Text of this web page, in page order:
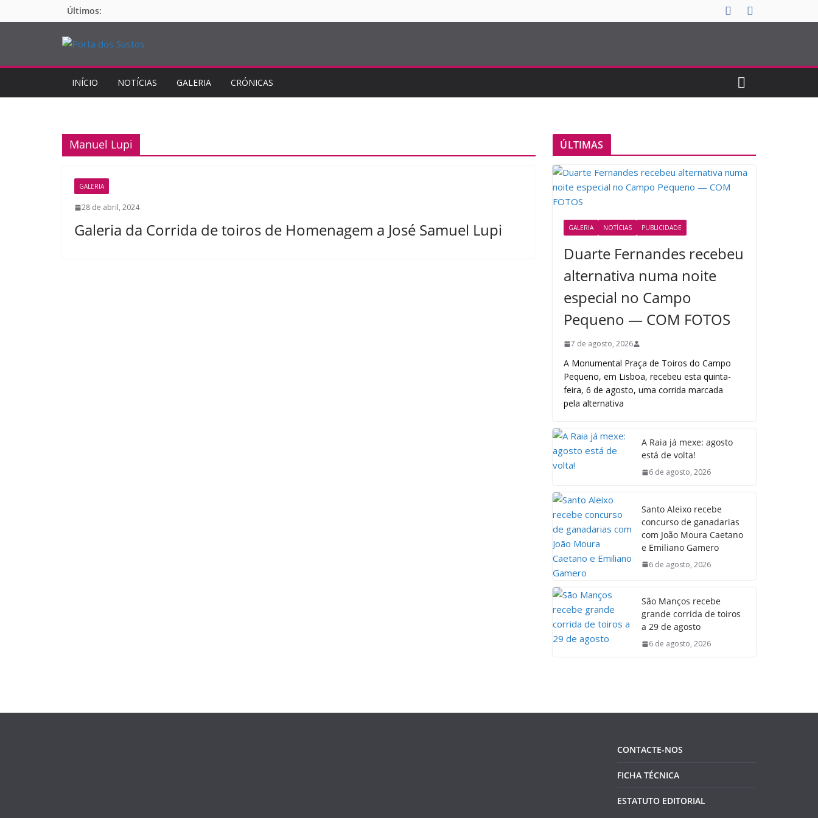
para
Últimos:
INÍCIO NOTÍCIAS GALERIA CRÓNICAS
Manuel Lupi
GALERIA
28 de abril, 2024
Galeria da Corrida de toiros de Homenagem a José Samuel Lupi
ÚLTIMAS
GALERIA NOTÍCIAS PUBLICIDADE
Duarte Fernandes recebeu
alternativa numa noite
especial no Campo
Pequeno — COM FOTOS
7 de agosto, 2026
A Monumental Praça de Toiros do Campo
Pequeno, em Lisboa, recebeu esta quinta-
feira, 6 de agosto, uma corrida marcada
pela alternativa
A Raia já mexe: agosto
está de volta!
6 de agosto, 2026
Santo Aleixo recebe
concurso de ganadarias
com João Moura Caetano
e Emiliano Gamero
6 de agosto, 2026
São Manços recebe
grande corrida de toiros
a 29 de agosto
6 de agosto, 2026
CONTACTE-NOS
FICHA TÉCNICA
ESTATUTO EDITORIAL